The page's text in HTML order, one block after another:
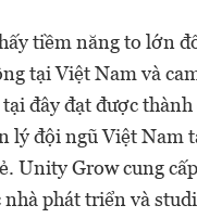
tiềm năng to lớn
tại Việt Nam và
đây đạt được
lý đội ngũ Việt Nam
Unity Grow cung
nhà phát triển và